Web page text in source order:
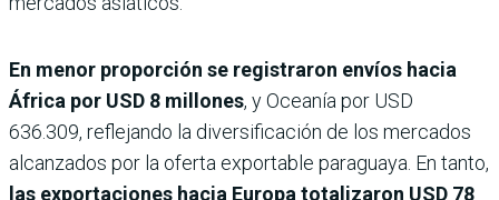
En menor proporción se registraron envíos hacia
África por USD 8 millones, y Oceanía por USD
636.309, reflejando la diversificación de los mercados
alcanzados por la oferta exportable paraguaya. En tanto,
las exportaciones hacia Europa totalizaron USD 78